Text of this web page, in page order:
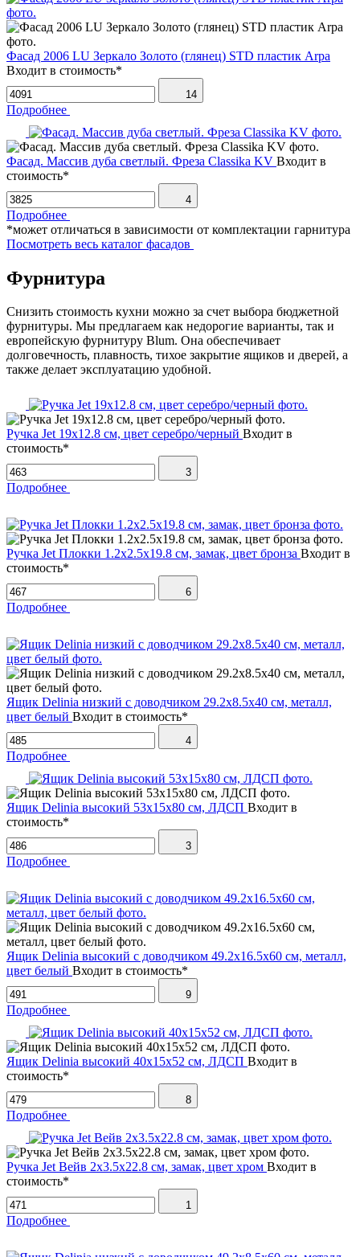
Фасад 2006 LU Зеркало Золото (глянец) STD пластик Arpa
Входит в стоимость*
14
Подробнее
Фасад. Массив дуба светлый. Фреза Classika KV Входит в
стоимость*
4
Подробнее
*может отличаться в зависимости от комплектации гарнитура
Посмотреть весь каталог фасадов
Фурнитура
Снизить стоимость кухни можно за счет выбора бюджетной
фурнитуры. Мы предлагаем как недорогие варианты, так и
европейскую фурнитуру Blum. Она обеспечивает
долговечность, плавность, тихое закрытие ящиков и дверей, а
также делает эксплуатацию удобной.
Ручка Jet 19х12.8 см, цвет серебро/черный Входит в
стоимость*
3
Подробнее
Ручка Jet Плокки 1.2х2.5х19.8 см, замак, цвет бронза Входит в
стоимость*
6
Подробнее
Ящик Delinia низкий с доводчиком 29.2х8.5х40 см, металл,
цвет белый Входит в стоимость*
4
Подробнее
Ящик Delinia высокий 53х15х80 см, ЛДСП Входит в
стоимость*
3
Подробнее
Ящик Delinia высокий с доводчиком 49.2х16.5х60 см, металл,
цвет белый Входит в стоимость*
9
Подробнее
Ящик Delinia высокий 40х15х52 см, ЛДСП Входит в
стоимость*
8
Подробнее
Ручка Jet Вейв 2х3.5х22.8 см, замак, цвет хром Входит в
стоимость*
1
Подробнее